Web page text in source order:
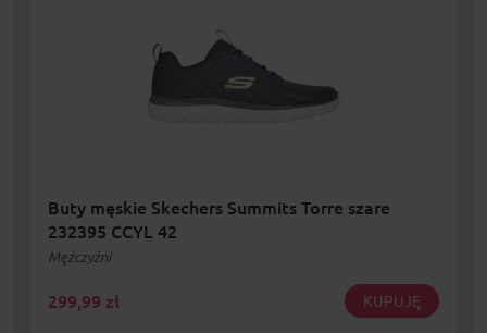
Buty męskie Skechers Summits Torre szare
232395 CCYL 42
Mężczyźni
299,99 zł KUPUJĘ